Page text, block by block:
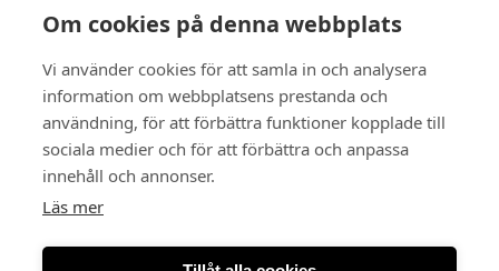
Om cookies på denna webbplats
Vi använder cookies för att samla in och analysera
information om webbplatsens prestanda och
användning, för att förbättra funktioner kopplade till
sociala medier och för att förbättra och anpassa
innehåll och annonser.
Läs mer